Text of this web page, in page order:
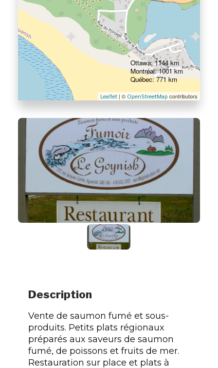
Leaflet| © OpenStreetMap contributors
Ottawa: 1144 km
Montréal: 1001 km
Québec: 771 km
Description
Vente de saumon fumé et sous-
produits. Petits plats régionaux
préparés aux saveurs de saumon
fumé, de poissons et fruits de mer.
Restauration sur place et plats à